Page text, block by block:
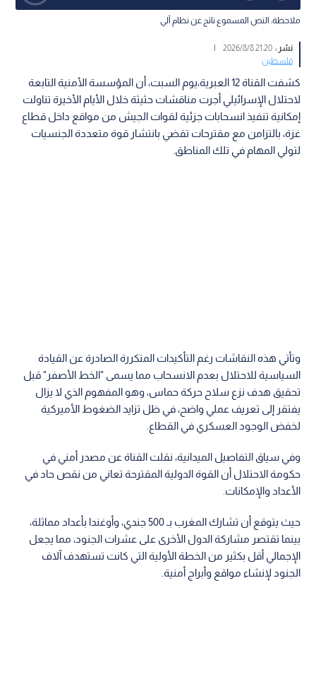
ملاحظة: النص المسموع ناتج عن نظام آلي
نشر :21:20 2026/8/8
|
فلسطين
كشفت القناة 12 العبرية،يوم السبت، أن المؤسسة الأمنية التابعة
لاحتلال الإسرائيلي أجرت مناقشات حثيثة خلال الأيام الأخيرة تناولت
إمكانية تنفيذ انسحابات جزئية لقوات الجيش من مواقع داخل قطاع
غزة، بالتزامن مع مقترحات تقضي بانتشار قوة متعددة الجنسيات
لتولي المهام في تلك المناطق.
وتأتي هذه النقاشات رغم التأكيدات المتكررة الصادرة عن القيادة
السياسية للاحتلال بعدم الانسحاب مما يسمى "الخط الأصفر" قبل
تحقيق هدف نزع سلاح حركة حماس، وهو المفهوم الذي لا يزال
يفتقر إلى تعريف عملي واضح، في ظل تزايد الضغوط الأميركية
لخفض الوجود العسكري في القطاع.
وفي سياق التفاصيل الميدانية، نقلت القناة عن مصدر أمني في
حكومة الاحتلال أن القوة الدولية المقترحة تعاني من نقص حاد في
الأعداد والإمكانات.
حيث يتوقع أن تشارك المغرب بـ 500 جندي، وأوغندا بأعداد مماثلة،
بينما تقتصر مشاركة الدول الأخرى على عشرات الجنود، مما يجعل
الإجمالي أقل بكثير من الخطة الأولية التي كانت تستهدف آلاف
الجنود لإنشاء مواقع وأبراج أمنية.